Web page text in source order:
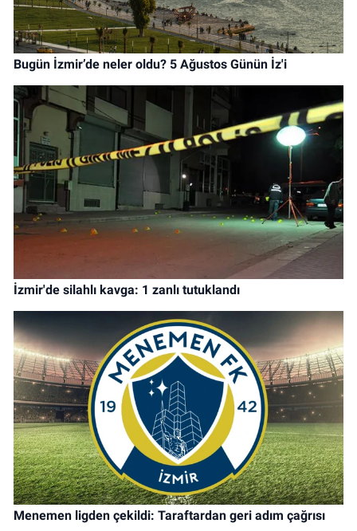
Bugün İzmir’de neler oldu? 5 Ağustos Günün İz'i
İzmir'de silahlı kavga: 1 zanlı tutuklandı
Menemen ligden çekildi: Taraftardan geri adım çağrısı